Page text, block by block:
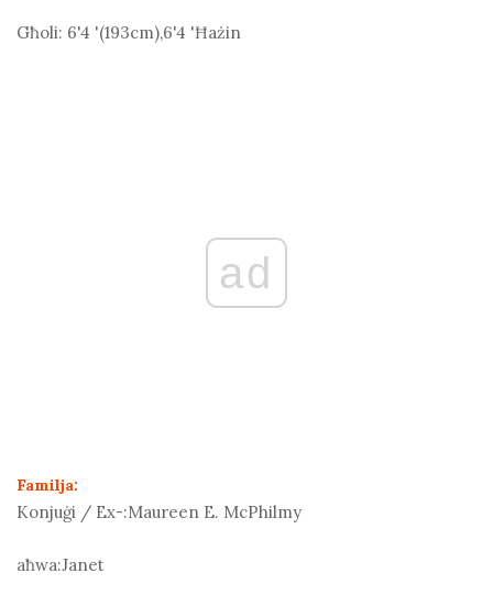
Għoli: 6'4 '(193cm),6'4 'Ħażin
ad
Familja:
Konjuġi / Ex-:Maureen E. McPhilmy
aħwa:Janet